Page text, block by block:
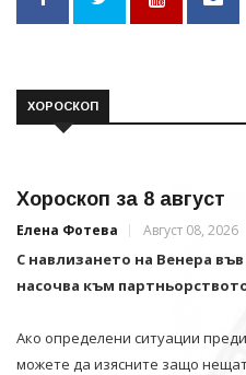
ХОРОСКОП
Хороскоп за 8 август
Елена Фотева Август 08, 2026
С навлизането на Венера
насочва към
Ако определени ситуации
можете да изясните защо